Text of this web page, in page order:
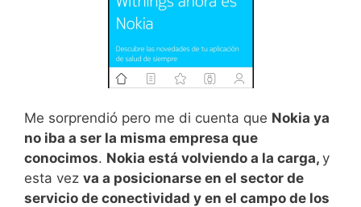
Me sorprendió pero me di cuenta que Nokia ya
no iba a ser la misma empresa que
conocimos. Nokia está volviendo a la carga, y
esta vez va a posicionarse en el sector de
servicio de conectividad y en el campo de los